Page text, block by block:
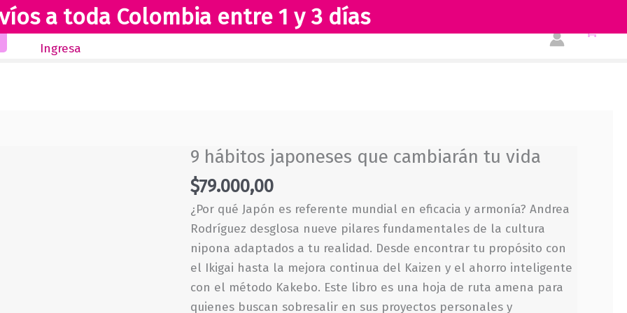
a toda Colombia entre 1 y 3 días
Inicio Novedades Revista Club Lectores Tienda
Ingresa
9 hábitos japoneses que cambiarán tu vida
$79.000,00
¿Por qué Japón es referente mundial en eficacia y armonía? Andrea
Rodríguez desglosa nueve pilares fundamentales de la cultura
nipona adaptados a tu realidad. Desde encontrar tu propósito con
el Ikigai hasta la mejora continua del Kaizen y el ahorro inteligente
con el método Kakebo. Este libro es una hoja de ruta amena para
quienes buscan sobresalir en sus proyectos personales y
que